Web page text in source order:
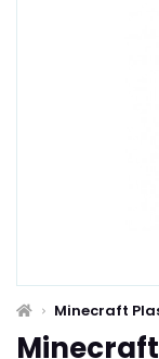
Minecraft